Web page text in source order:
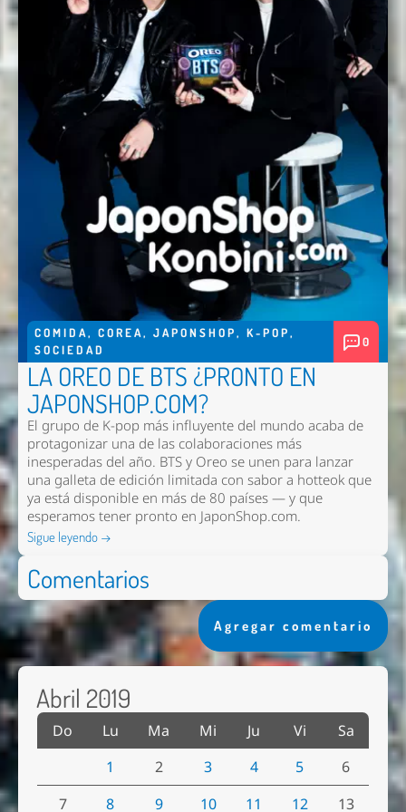
COMIDA, COREA, JAPONSHOP, K-POP,
SOCIEDAD
0
LA OREO DE BTS ¿PRONTO EN
JAPONSHOP.COM?
El grupo de K-pop más influyente del mundo acaba de
protagonizar una de las colaboraciones más
inesperadas del año. BTS y Oreo se unen para lanzar
una galleta de edición limitada con sabor a hotteok que
ya está disponible en más de 80 países — y que
esperamos tener pronto en JaponShop.com.
Sigue leyendo →
Comentarios
Agregar comentario
Abril 2019
Do Lu Ma Mi Ju Vi
Sa
1
2 3 4 5
6
7
8 9 10 11 12 13